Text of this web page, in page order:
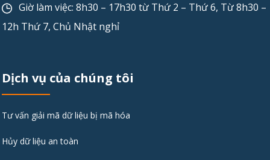
Giờ làm việc: 8h30 – 17h30 từ Thứ 2 – Thứ 6, Từ 8h30 –
12h Thứ 7, Chủ Nhật nghỉ
Dịch vụ của chúng tôi
Tư vấn giải mã dữ liệu bị mã hóa
Hủy dữ liệu an toàn